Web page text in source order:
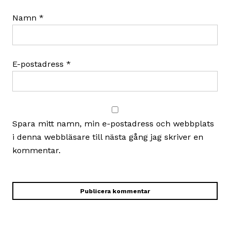
Namn *
E-postadress *
Spara mitt namn, min e-postadress och webbplats
i denna webbläsare till nästa gång jag skriver en
kommentar.